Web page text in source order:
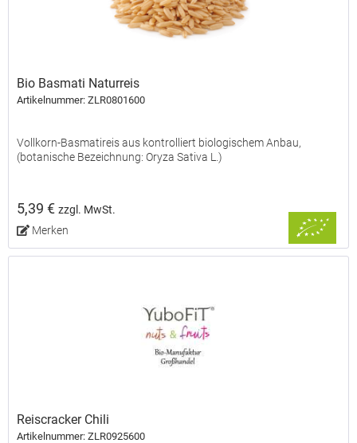
Bio Basmati Naturreis
Artikelnummer: ZLR0801600
Vollkorn-Basmatireis aus kontrolliert biologischem Anbau,
(botanische Bezeichnung: Oryza Sativa L.)
5,39 €zzgl. MwSt.
Merken
Reiscracker Chili
Artikelnummer: ZLR0925600